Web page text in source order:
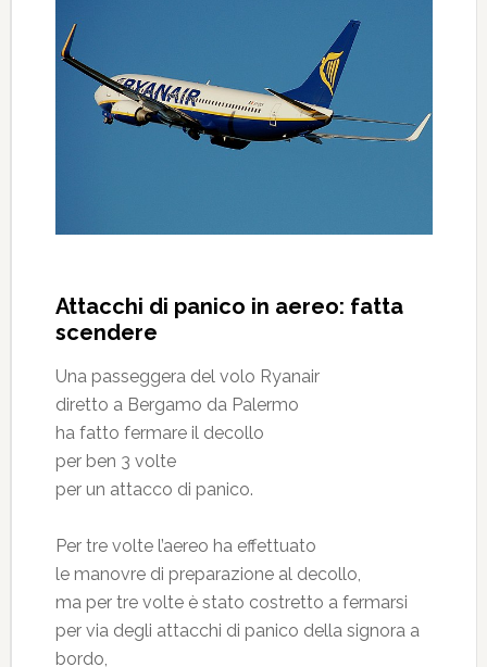
Attacchi di panico in aereo: fatta
scendere
Una passeggera del volo Ryanair
diretto a Bergamo da Palermo
ha fatto fermare il decollo
per ben 3 volte
per un attacco di panico.
Per tre volte l’aereo ha effettuato
le manovre di preparazione al decollo,
ma per tre volte è stato costretto a fermarsi
per via degli attacchi di panico della signora a
bordo,